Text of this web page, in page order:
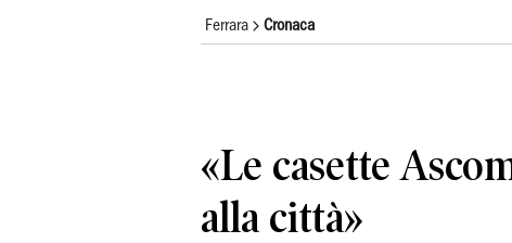
Ferrara Cronaca
«Le casette
alla città»